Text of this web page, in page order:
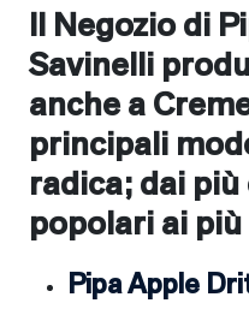
Il Negozio di
Savinelli
anche a
principali
radica; dai più
popolari ai
Pipa Apple